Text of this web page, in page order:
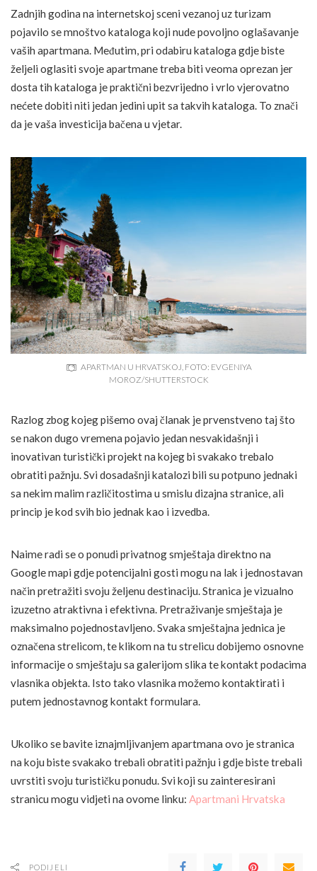
Zadnjih godina na internetskoj sceni vezanoj uz turizam
pojavilo se mnoštvo kataloga koji nude povoljno oglašavanje
vaših apartmana. Međutim, pri odabiru kataloga gdje biste
željeli oglasiti svoje apartmane treba biti veoma oprezan jer
dosta tih kataloga je praktični bezvrijedno i vrlo vjerovatno
nećete dobiti niti jedan jedini upit sa takvih kataloga. To znači
da je vaša investicija bačena u vjetar.
APARTMAN U HRVATSKOJ, FOTO: EVGENIYA
MOROZ/SHUTTERSTOCK
Razlog zbog kojeg pišemo ovaj članak je prvenstveno taj što
se nakon dugo vremena pojavio jedan nesvakidašnji i
inovativan turistički projekt na kojeg bi svakako trebalo
obratiti pažnju. Svi dosadašnji katalozi bili su potpuno jednaki
sa nekim malim različitostima u smislu dizajna stranice, ali
princip je kod svih bio jednak kao i izvedba.
Naime radi se o ponudi privatnog smještaja direktno na
Google mapi gdje potencijalni gosti mogu na lak i jednostavan
način pretražiti svoju željenu destinaciju. Stranica je vizualno
izuzetno atraktivna i efektivna. Pretraživanje smještaja je
maksimalno pojednostavljeno. Svaka smještajna jednica je
označena strelicom, te klikom na tu strelicu dobijemo osnovne
informacije o smještaju sa galerijom slika te kontakt podacima
vlasnika objekta. Isto tako vlasnika možemo kontaktirati i
putem jednostavnog kontakt formulara.
Ukoliko se bavite iznajmljivanjem apartmana ovo je stranica
na koju biste svakako trebali obratiti pažnju i gdje biste trebali
uvrstiti svoju turističku ponudu. Svi koji su zainteresirani
stranicu mogu vidjeti na ovome linku: Apartmani Hrvatska
PODIJELI